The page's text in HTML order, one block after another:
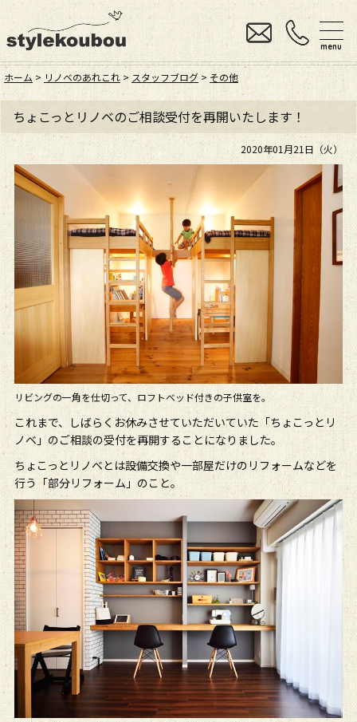
menu
ホーム > リノベのあれこれ > スタッフブログ > その他
ちょこっとリノベのご相談受付を再開いたします！
2020年01月21日（火）
リビングの一角を仕切って、ロフトベッド付きの子供室を。
これまで、しばらくお休みさせていただいていた「ちょこっとリ
ノベ」のご相談の受付を再開することになりました。
ちょこっとリノベとは設備交換や一部屋だけのリフォームなどを
行う「部分リフォーム」のこと。